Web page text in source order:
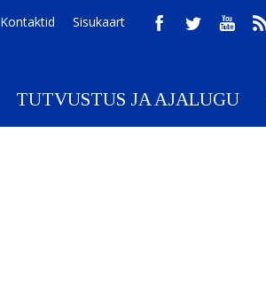
Kontaktid Sisukaart
TUTVUSTUS JA AJALUGU